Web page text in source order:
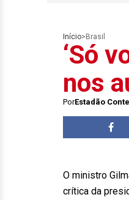
Início> Brasil
‘Só
nos
PorEstadão
O ministro
crítica da